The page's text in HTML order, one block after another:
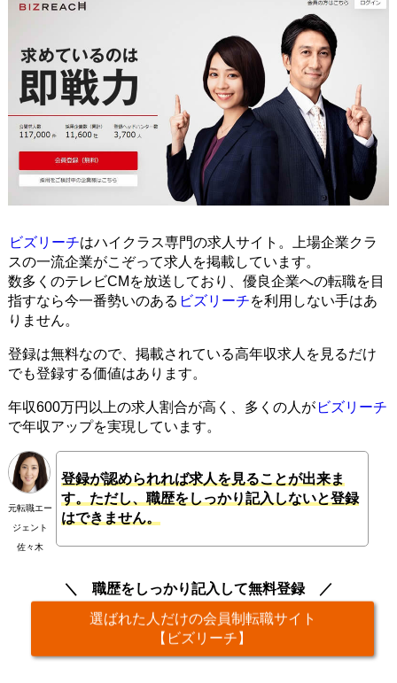
ビズリーチはハイクラス専門の求人サイト。上場企業クラ
スの一流企業がこぞって求人を掲載しています。
数多くのテレビCMを放送しており、優良企業への転職を目
指すなら今一番勢いのある ビズリーチを利用しない手はあ
りません。
登録は無料なので、掲載されている高年収求人を見るだけ
でも登録する価値はあります。
年収600万円以上の求人割合が高く、多くの人が ビズリーチ
で年収アップを実現しています。
元転職エー
ジェント
佐々木
登録が認められれば求人を見ることが出来ま
す。ただし、職歴をしっかり記入しないと登録
はできません。
職歴をしっかり記入して無料登録
選ばれた人だけの会員制転職サイト
【ビズリーチ】